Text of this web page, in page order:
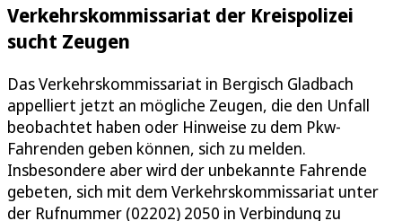
Verkehrskommissariat der Kreispolizei
sucht Zeugen
Das Verkehrskommissariat in Bergisch Gladbach
appelliert jetzt an mögliche Zeugen, die den Unfall
beobachtet haben oder Hinweise zu dem Pkw-
Fahrenden geben können, sich zu melden.
Insbesondere aber wird der unbekannte Fahrende
gebeten, sich mit dem Verkehrskommissariat unter
der Rufnummer (02202) 2050 in Verbindung zu